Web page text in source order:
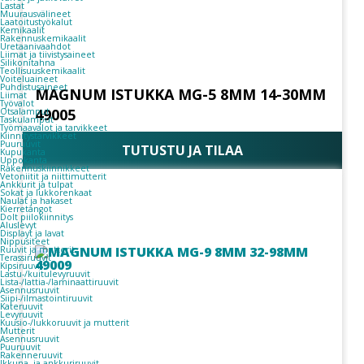
Lastat
Muurausvälineet
Laatoitustyökalut
Kemikaalit
Rakennuskemikaalit
Uretaanivaahdot
Liimat ja tiivistysaineet
Silikonitahna
Teollisuuskemikaalit
Voiteluaineet
Puhdistusaineet
Liimat
Työvalot
Otsalamput
Taskulamput
Työmaavalot ja tarvikkeet
Kiinnitys­tarvikkeet
Puuruuvit
Kupukanta
Uppokanta
Rakennuskiinnikkeet
Vetoniitit ja niittimutterit
Ankkurit ja tulpat
Sokat ja lukkorenkaat
Naulat ja hakaset
Kierretangot
Dolt piilokiinnitys
Aluslevyt
Displayt ja lavat
Nippusiteet
Ruuvit ja mutterit
Terassiruuvit
Kipsiruuvit
Lastu-/kuitulevyruuvit
Lista-/lattia-/laminaattiruuvit
Asennusruuvit
Siipi-/ilmastointiruuvit
Kateruuvit
Levyruuvit
Kuusio-/lukkoruuvit ja mutterit
Mutterit
Asennusruuvit
Puuruuvit
Rakenneruuvit
MAGNUM ISTUKKA MG-5 8MM 14-30MM
49005
TUTUSTU JA TILAA